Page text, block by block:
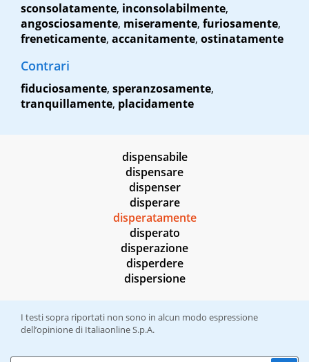
sconsolatamente, inconsolabilmente,
angosciosamente, miseramente, furiosamente,
freneticamente, accanitamente, ostinatamente
Contrari
fiduciosamente, speranzosamente,
tranquillamente, placidamente
dispensabile
dispensare
dispenser
disperare
disperatamente
disperato
disperazione
disperdere
dispersione
I testi sopra riportati non sono in alcun modo espressione
dell’opinione di Italiaonline S.p.A.